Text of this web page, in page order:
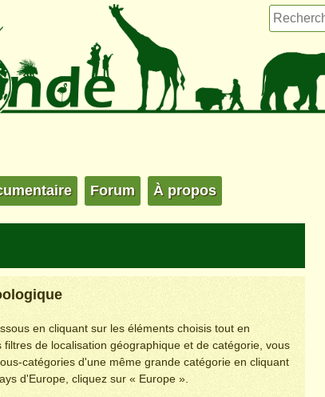
Forum À propos
en cliquant sur les éléments choisis tout en
filtres de localisation géographique et de catégorie, vous
catégories d'une même grande catégorie en cliquant
d'Europe, cliquez sur « Europe ».